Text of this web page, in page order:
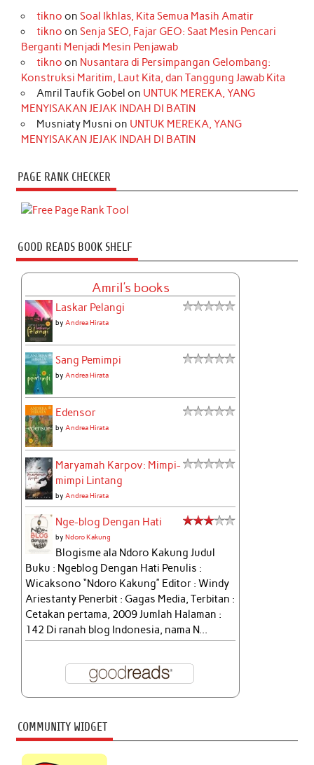
tikno on Soal Ikhlas, Kita Semua Masih Amatir
tikno on Senja SEO, Fajar GEO: Saat Mesin Pencari
Berganti Menjadi Mesin Penjawab
tikno on Nusantara di Persimpangan Gelombang:
Konstruksi Maritim, Laut Kita, dan Tanggung Jawab Kita
Amril Taufik Gobel on UNTUK MEREKA, YANG
MENYISAKAN JEJAK INDAH DI BATIN
Musniaty Musni on UNTUK MEREKA, YANG
MENYISAKAN JEJAK INDAH DI BATIN
PAGE RANK CHECKER
GOOD READS BOOK SHELF
Amril's books
Laskar Pelangi
byAndrea Hirata
Sang Pemimpi
byAndrea Hirata
Edensor
byAndrea Hirata
Maryamah Karpov: Mimpi-
mimpi Lintang
byAndrea Hirata
Nge-blog Dengan Hati
byNdoro Kakung
Blogisme ala Ndoro Kakung Judul
Buku : Ngeblog Dengan Hati Penulis :
Wicaksono “Ndoro Kakung” Editor : Windy
Ariestanty Penerbit : Gagas Media, Terbitan :
Cetakan pertama, 2009 Jumlah Halaman :
142 Di ranah blog Indonesia, nama N...
COMMUNITY WIDGET